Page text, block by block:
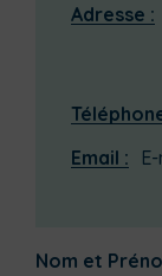
Nom et
Adresse :
Email :